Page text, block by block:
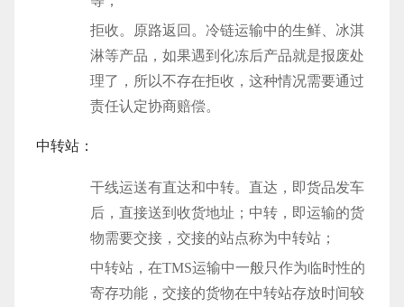
拒收。原路返回。冷链运输中的生鲜、冰淇
淋等产品，如果遇到化冻后产品就是报废处
理了，所以不存在拒收，这种情况需要通过
责任认定协商赔偿。
中转站：
干线运送有直达和中转。直达，即货品发车
后，直接送到收货地址；中转，即运输的货
物需要交接，交接的站点称为中转站；
中转站，在TMS运输中一般只作为临时性的
寄存功能，交接的货物在中转站存放时间较